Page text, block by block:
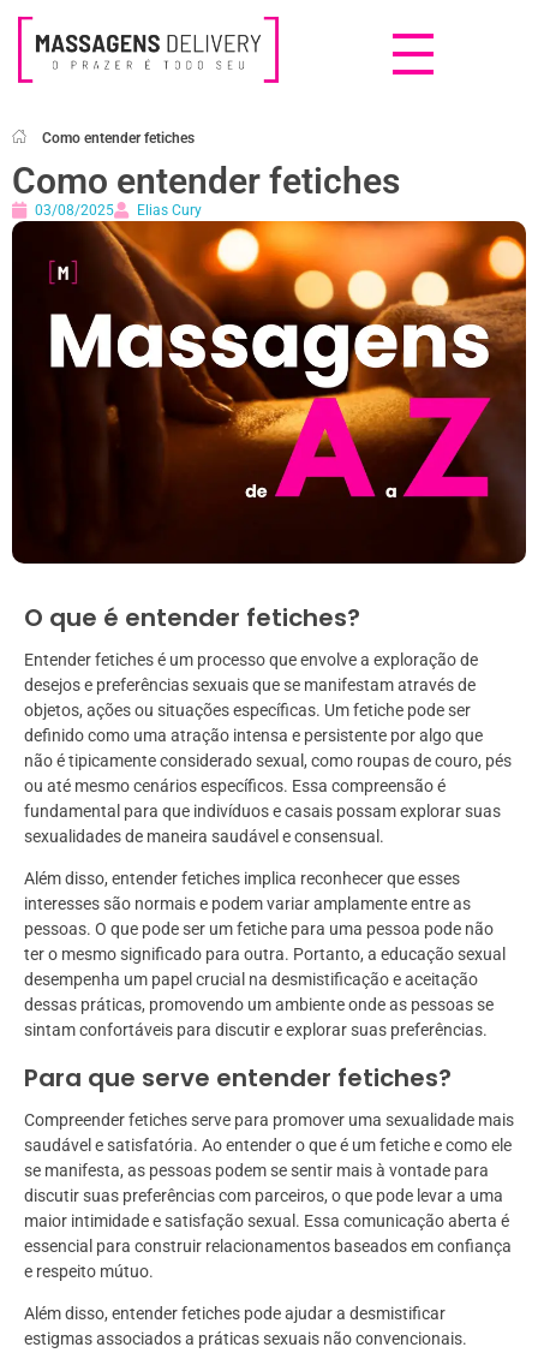
Como entender fetiches
Como entender fetiches
03/08/2025 Elias Cury
O que é entender fetiches?
Entender fetiches é um processo que envolve a exploração de
desejos e preferências sexuais que se manifestam através de
objetos, ações ou situações específicas. Um fetiche pode ser
definido como uma atração intensa e persistente por algo que
não é tipicamente considerado sexual, como roupas de couro, pés
ou até mesmo cenários específicos. Essa compreensão é
fundamental para que indivíduos e casais possam explorar suas
sexualidades de maneira saudável e consensual.
Além disso, entender fetiches implica reconhecer que esses
interesses são normais e podem variar amplamente entre as
pessoas. O que pode ser um fetiche para uma pessoa pode não
ter o mesmo significado para outra. Portanto, a educação sexual
desempenha um papel crucial na desmistificação e aceitação
dessas práticas, promovendo um ambiente onde as pessoas se
sintam confortáveis para discutir e explorar suas preferências.
Para que serve entender fetiches?
Compreender fetiches serve para promover uma sexualidade mais
saudável e satisfatória. Ao entender o que é um fetiche e como ele
se manifesta, as pessoas podem se sentir mais à vontade para
discutir suas preferências com parceiros, o que pode levar a uma
maior intimidade e satisfação sexual. Essa comunicação aberta é
essencial para construir relacionamentos baseados em confiança
e respeito mútuo.
Além disso, entender fetiches pode ajudar a desmistificar
estigmas associados a práticas sexuais não convencionais.